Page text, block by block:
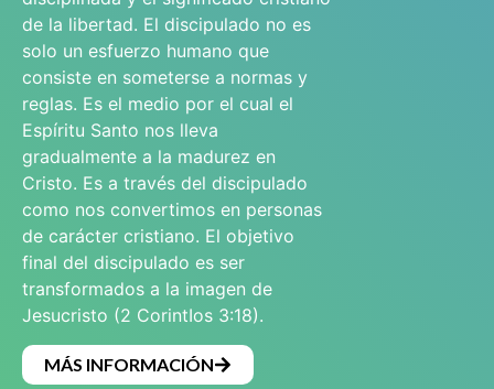
de la libertad. El discipulado no es
solo un esfuerzo humano que
consiste en someterse a normas y
reglas. Es el medio por el cual el
Espíritu Santo nos lleva
gradualmente a la madurez en
Cristo. Es a través del discipulado
como nos convertimos en personas
de carácter cristiano. El objetivo
final del discipulado es ser
transformados a la imagen de
Jesucristo (2 CorintIos 3:18).
MÁS INFORMACIÓN